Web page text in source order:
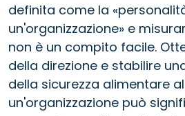
definita come la
un'organizzazione» e
non è un compito facile.
della direzione e stabilire
della sicurezza alimentare
un'organizzazione può